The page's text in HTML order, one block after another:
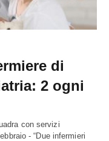
di
2 ogni
con servizi
- “Due infermieri